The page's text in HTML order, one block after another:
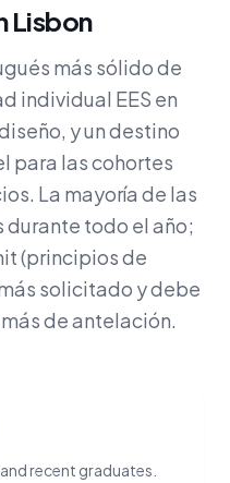
Lisbon
más sólido de
individual EES en
y un destino
para las cohortes
La mayoría de las
todo el año;
(principios de
solicitado y debe
de antelación.
recent graduates.